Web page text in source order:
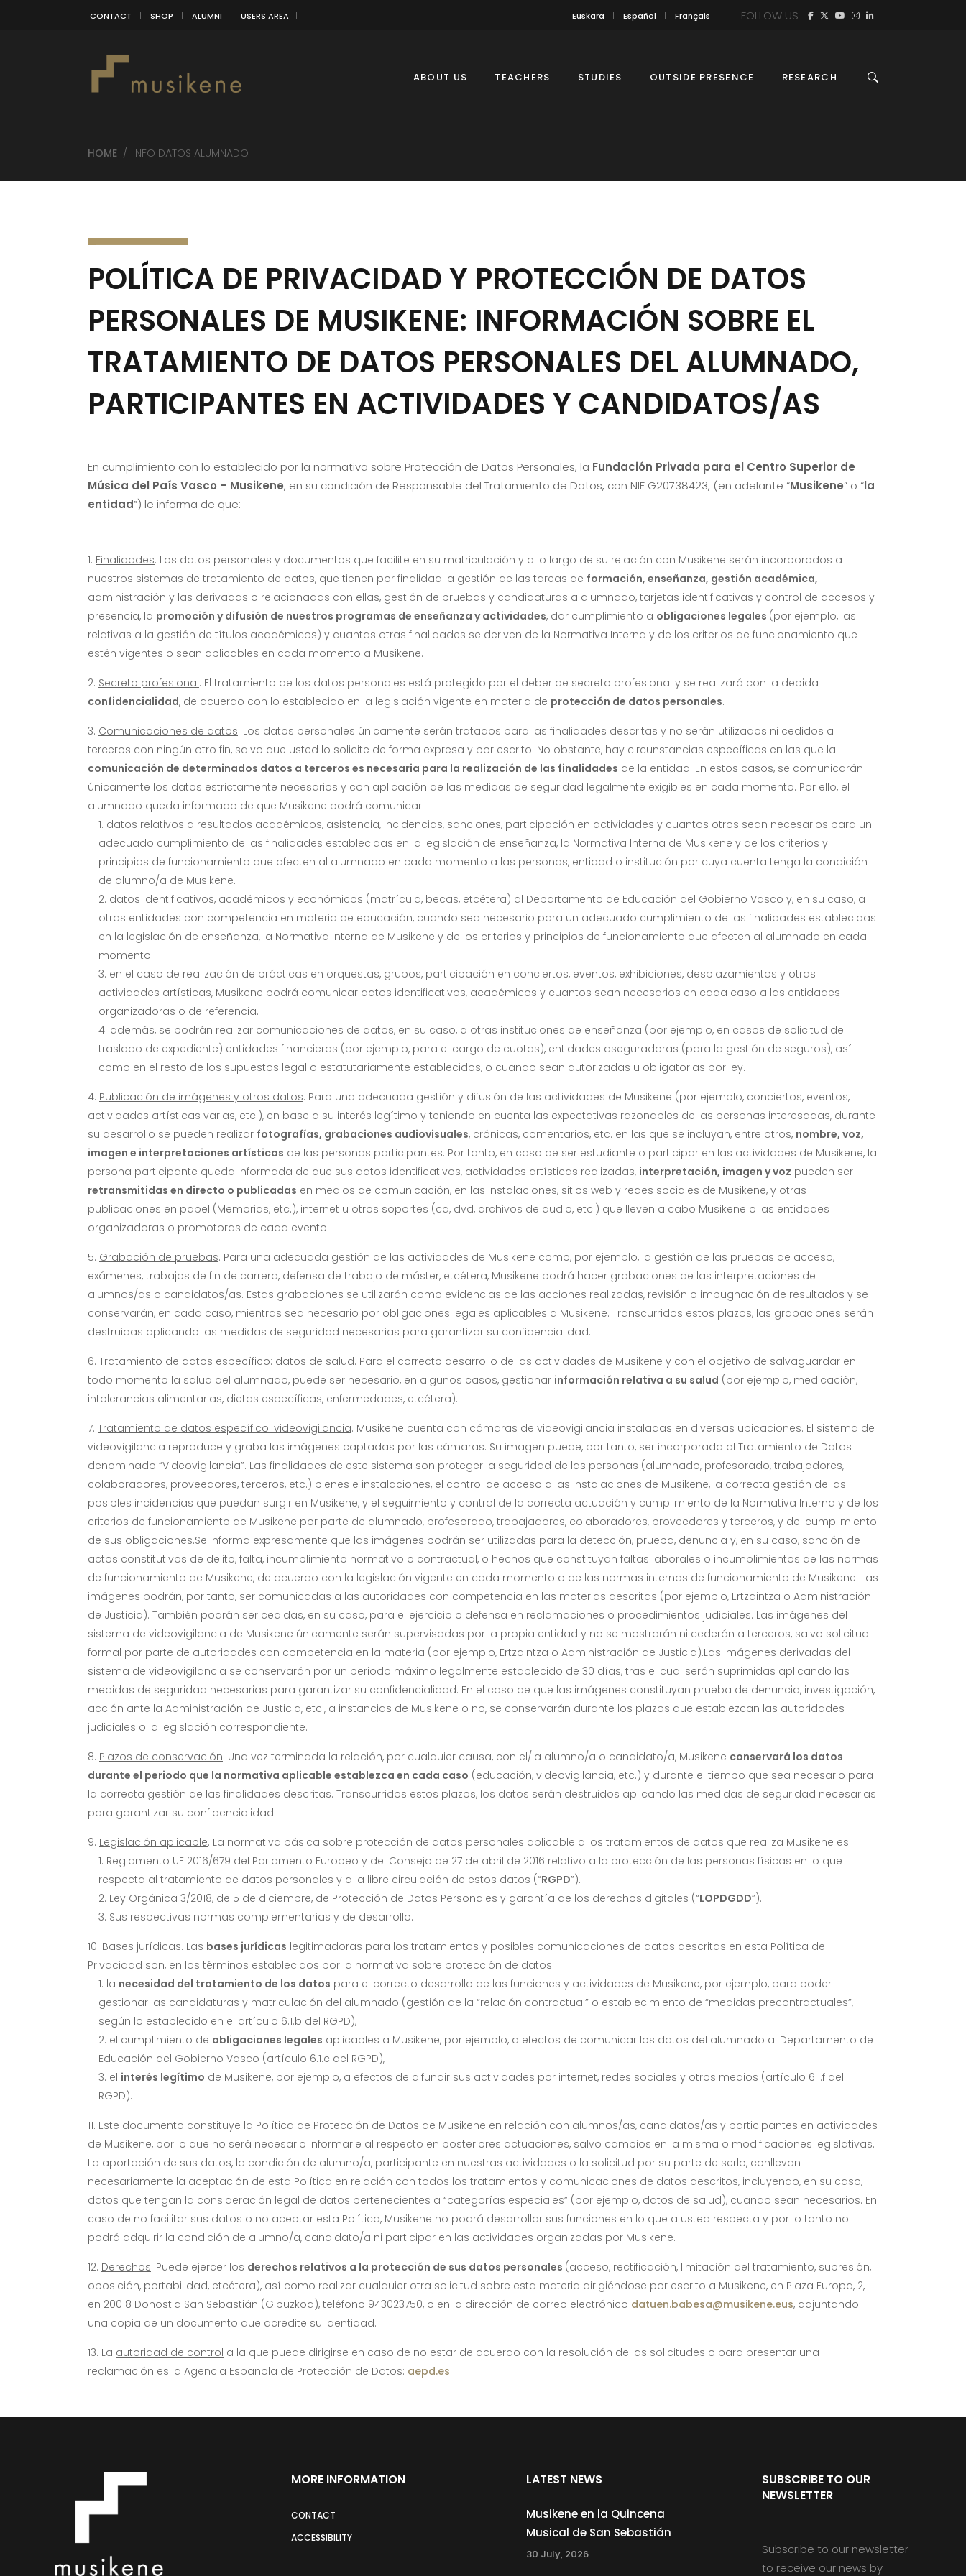
CONTACT SHOP ALUMNI USERS AREA Euskara Español Français FOLLOW US
ABOUT US TEACHERS STUDIES OUTSIDE PRESENCE RESEARCH
HOME / INFO DATOS ALUMNADO
POLÍTICA DE PRIVACIDAD Y PROTECCIÓN DE DATOS
PERSONALES DE MUSIKENE: INFORMACIÓN SOBRE EL
TRATAMIENTO DE DATOS PERSONALES DEL ALUMNADO,
PARTICIPANTES EN ACTIVIDADES Y CANDIDATOS/AS
En cumplimiento con lo establecido por la normativa sobre Protección de Datos Personales, la Fundación Privada para el Centro Superior de
Música del País Vasco – Musikene, en su condición de Responsable del Tratamiento de Datos, con NIF G20738423, (en adelante “Musikene” o “la
entidad”) le informa de que:
Finalidades. Los datos personales y documentos que facilite en su matriculación y a lo largo de su relación con Musikene serán incorporados a
nuestros sistemas de tratamiento de datos, que tienen por finalidad la gestión de las tareas de formación, enseñanza, gestión académica,
administración y las derivadas o relacionadas con ellas, gestión de pruebas y candidaturas a alumnado, tarjetas identificativas y control de accesos y
presencia, la promoción y difusión de nuestros programas de enseñanza y actividades, dar cumplimiento a obligaciones legales (por ejemplo, las
relativas a la gestión de títulos académicos) y cuantas otras finalidades se deriven de la Normativa Interna y de los criterios de funcionamiento que
estén vigentes o sean aplicables en cada momento a Musikene.
Secreto profesional. El tratamiento de los datos personales está protegido por el deber de secreto profesional y se realizará con la debida
confidencialidad, de acuerdo con lo establecido en la legislación vigente en materia de protección de datos personales.
Comunicaciones de datos. Los datos personales únicamente serán tratados para las finalidades descritas y no serán utilizados ni cedidos a
terceros con ningún otro fin, salvo que usted lo solicite de forma expresa y por escrito. No obstante, hay circunstancias específicas en las que la
comunicación de determinados datos a terceros es necesaria para la realización de las finalidades de la entidad. En estos casos, se comunicarán
únicamente los datos estrictamente necesarios y con aplicación de las medidas de seguridad legalmente exigibles en cada momento. Por ello, el
alumnado queda informado de que Musikene podrá comunicar:
datos relativos a resultados académicos, asistencia, incidencias, sanciones, participación en actividades y cuantos otros sean necesarios para un
adecuado cumplimiento de las finalidades establecidas en la legislación de enseñanza, la Normativa Interna de Musikene y de los criterios y
principios de funcionamiento que afecten al alumnado en cada momento a las personas, entidad o institución por cuya cuenta tenga la condición
de alumno/a de Musikene.
datos identificativos, académicos y económicos (matrícula, becas, etcétera) al Departamento de Educación del Gobierno Vasco y, en su caso, a
otras entidades con competencia en materia de educación, cuando sea necesario para un adecuado cumplimiento de las finalidades establecidas
en la legislación de enseñanza, la Normativa Interna de Musikene y de los criterios y principios de funcionamiento que afecten al alumnado en cada
momento.
en el caso de realización de prácticas en orquestas, grupos, participación en conciertos, eventos, exhibiciones, desplazamientos y otras
actividades artísticas, Musikene podrá comunicar datos identificativos, académicos y cuantos sean necesarios en cada caso a las entidades
organizadoras o de referencia.
además, se podrán realizar comunicaciones de datos, en su caso, a otras instituciones de enseñanza (por ejemplo, en casos de solicitud de
traslado de expediente) entidades financieras (por ejemplo, para el cargo de cuotas), entidades aseguradoras (para la gestión de seguros), así
como en el resto de los supuestos legal o estatutariamente establecidos, o cuando sean autorizadas u obligatorias por ley.
Publicación de imágenes y otros datos. Para una adecuada gestión y difusión de las actividades de Musikene (por ejemplo, conciertos, eventos,
actividades artísticas varias, etc.), en base a su interés legítimo y teniendo en cuenta las expectativas razonables de las personas interesadas, durante
su desarrollo se pueden realizar fotografías, grabaciones audiovisuales, crónicas, comentarios, etc. en las que se incluyan, entre otros, nombre, voz,
imagen e interpretaciones artísticas de las personas participantes. Por tanto, en caso de ser estudiante o participar en las actividades de Musikene, la
persona participante queda informada de que sus datos identificativos, actividades artísticas realizadas, interpretación, imagen y voz pueden ser
retransmitidas en directo o publicadas en medios de comunicación, en las instalaciones, sitios web y redes sociales de Musikene, y otras
publicaciones en papel (Memorias, etc.), internet u otros soportes (cd, dvd, archivos de audio, etc.) que lleven a cabo Musikene o las entidades
organizadoras o promotoras de cada evento.
Grabación de pruebas. Para una adecuada gestión de las actividades de Musikene como, por ejemplo, la gestión de las pruebas de acceso,
exámenes, trabajos de fin de carrera, defensa de trabajo de máster, etcétera, Musikene podrá hacer grabaciones de las interpretaciones de
alumnos/as o candidatos/as. Estas grabaciones se utilizarán como evidencias de las acciones realizadas, revisión o impugnación de resultados y se
conservarán, en cada caso, mientras sea necesario por obligaciones legales aplicables a Musikene. Transcurridos estos plazos, las grabaciones serán
destruidas aplicando las medidas de seguridad necesarias para garantizar su confidencialidad.
Tratamiento de datos específico: datos de salud. Para el correcto desarrollo de las actividades de Musikene y con el objetivo de salvaguardar en
todo momento la salud del alumnado, puede ser necesario, en algunos casos, gestionar información relativa a su salud (por ejemplo, medicación,
intolerancias alimentarias, dietas específicas, enfermedades, etcétera).
Tratamiento de datos específico: videovigilancia. Musikene cuenta con cámaras de videovigilancia instaladas en diversas ubicaciones. El sistema de
videovigilancia reproduce y graba las imágenes captadas por las cámaras. Su imagen puede, por tanto, ser incorporada al Tratamiento de Datos
denominado “Videovigilancia”. Las finalidades de este sistema son proteger la seguridad de las personas (alumnado, profesorado, trabajadores,
colaboradores, proveedores, terceros, etc.) bienes e instalaciones, el control de acceso a las instalaciones de Musikene, la correcta gestión de las
posibles incidencias que puedan surgir en Musikene, y el seguimiento y control de la correcta actuación y cumplimiento de la Normativa Interna y de los
criterios de funcionamiento de Musikene por parte de alumnado, profesorado, trabajadores, colaboradores, proveedores y terceros, y del cumplimiento
de sus obligaciones.Se informa expresamente que las imágenes podrán ser utilizadas para la detección, prueba, denuncia y, en su caso, sanción de
actos constitutivos de delito, falta, incumplimiento normativo o contractual, o hechos que constituyan faltas laborales o incumplimientos de las normas
de funcionamiento de Musikene, de acuerdo con la legislación vigente en cada momento o de las normas internas de funcionamiento de Musikene. Las
imágenes podrán, por tanto, ser comunicadas a las autoridades con competencia en las materias descritas (por ejemplo, Ertzaintza o Administración
de Justicia). También podrán ser cedidas, en su caso, para el ejercicio o defensa en reclamaciones o procedimientos judiciales. Las imágenes del
sistema de videovigilancia de Musikene únicamente serán supervisadas por la propia entidad y no se mostrarán ni cederán a terceros, salvo solicitud
formal por parte de autoridades con competencia en la materia (por ejemplo, Ertzaintza o Administración de Justicia).Las imágenes derivadas del
sistema de videovigilancia se conservarán por un periodo máximo legalmente establecido de 30 días, tras el cual serán suprimidas aplicando las
medidas de seguridad necesarias para garantizar su confidencialidad. En el caso de que las imágenes constituyan prueba de denuncia, investigación,
acción ante la Administración de Justicia, etc., a instancias de Musikene o no, se conservarán durante los plazos que establezcan las autoridades
judiciales o la legislación correspondiente.
Plazos de conservación. Una vez terminada la relación, por cualquier causa, con el/la alumno/a o candidato/a, Musikene conservará los datos
durante el periodo que la normativa aplicable establezca en cada caso (educación, videovigilancia, etc.) y durante el tiempo que sea necesario para
la correcta gestión de las finalidades descritas. Transcurridos estos plazos, los datos serán destruidos aplicando las medidas de seguridad necesarias
para garantizar su confidencialidad.
Legislación aplicable. La normativa básica sobre protección de datos personales aplicable a los tratamientos de datos que realiza Musikene es:
Reglamento UE 2016/679 del Parlamento Europeo y del Consejo de 27 de abril de 2016 relativo a la protección de las personas físicas en lo que
respecta al tratamiento de datos personales y a la libre circulación de estos datos (“RGPD”).
Ley Orgánica 3/2018, de 5 de diciembre, de Protección de Datos Personales y garantía de los derechos digitales (“LOPDGDD”).
Sus respectivas normas complementarias y de desarrollo.
Bases jurídicas. Las bases jurídicas legitimadoras para los tratamientos y posibles comunicaciones de datos descritas en esta Política de
Privacidad son, en los términos establecidos por la normativa sobre protección de datos:
la necesidad del tratamiento de los datos para el correcto desarrollo de las funciones y actividades de Musikene, por ejemplo, para poder
gestionar las candidaturas y matriculación del alumnado (gestión de la “relación contractual” o establecimiento de “medidas precontractuales”,
según lo establecido en el artículo 6.1.b del RGPD),
el cumplimiento de obligaciones legales aplicables a Musikene, por ejemplo, a efectos de comunicar los datos del alumnado al Departamento de
Educación del Gobierno Vasco (artículo 6.1.c del RGPD),
el interés legítimo de Musikene, por ejemplo, a efectos de difundir sus actividades por internet, redes sociales y otros medios (artículo 6.1.f del
RGPD).
Este documento constituye la Política de Protección de Datos de Musikene en relación con alumnos/as, candidatos/as y participantes en actividades
de Musikene, por lo que no será necesario informarle al respecto en posteriores actuaciones, salvo cambios en la misma o modificaciones legislativas.
La aportación de sus datos, la condición de alumno/a, participante en nuestras actividades o la solicitud por su parte de serlo, conllevan
necesariamente la aceptación de esta Política en relación con todos los tratamientos y comunicaciones de datos descritos, incluyendo, en su caso,
datos que tengan la consideración legal de datos pertenecientes a “categorías especiales” (por ejemplo, datos de salud), cuando sean necesarios. En
caso de no facilitar sus datos o no aceptar esta Política, Musikene no podrá desarrollar sus funciones en lo que a usted respecta y por lo tanto no
podrá adquirir la condición de alumno/a, candidato/a ni participar en las actividades organizadas por Musikene.
Derechos. Puede ejercer los derechos relativos a la protección de sus datos personales (acceso, rectificación, limitación del tratamiento, supresión,
oposición, portabilidad, etcétera), así como realizar cualquier otra solicitud sobre esta materia dirigiéndose por escrito a Musikene, en Plaza Europa, 2,
en 20018 Donostia San Sebastián (Gipuzkoa), teléfono 943023750, o en la dirección de correo electrónico datuen.babesa@musikene.eus, adjuntando
una copia de un documento que acredite su identidad.
La autoridad de control a la que puede dirigirse en caso de no estar de acuerdo con la resolución de las solicitudes o para presentar una
reclamación es la Agencia Española de Protección de Datos: aepd.es
MORE INFORMATION
CONTACT
ACCESSIBILITY
LATEST NEWS
Musikene en la Quincena
Musical de San Sebastián
30 July, 2026
SUBSCRIBE TO OUR
NEWSLETTER
Subscribe to our newsletter
to receive our news by